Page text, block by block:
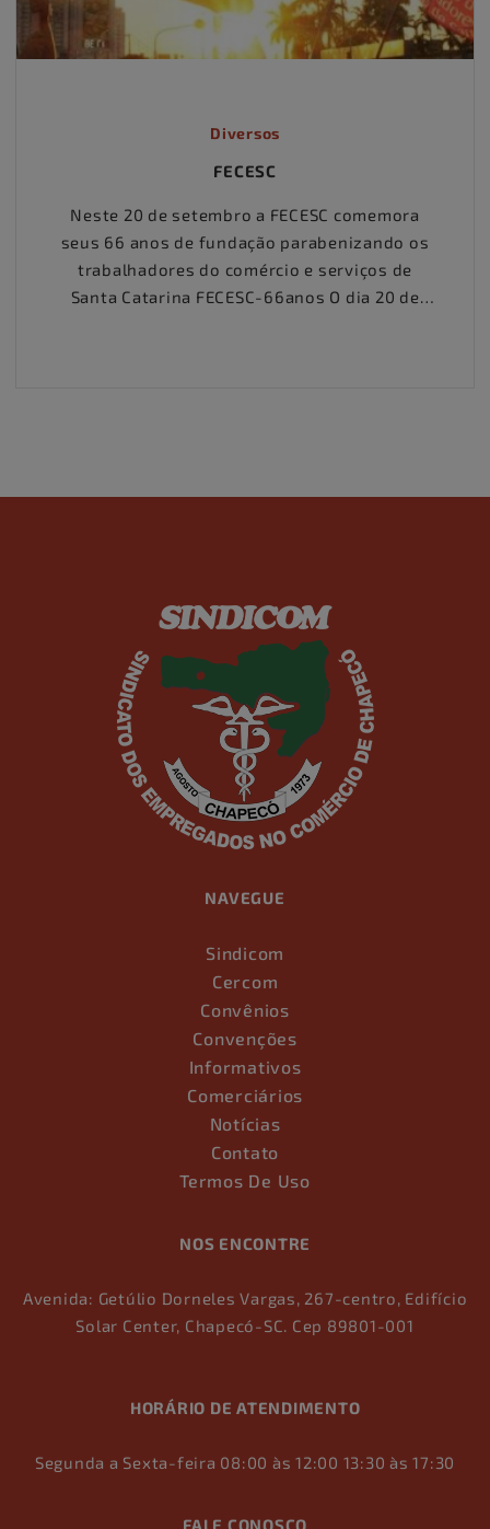
Diversos
FECESC
Neste 20 de setembro a FECESC comemora
seus 66 anos de fundação parabenizando os
trabalhadores do comércio e serviços de
Santa Catarina FECESC-66anos O dia 20 de
NAVEGUE
Sindicom
Cercom
Convênios
Convenções
Informativos
Comerciários
Notícias
Contato
Termos De Uso
NOS ENCONTRE
Avenida: Getúlio Dorneles Vargas, 267-centro, Edifício
Solar Center, Chapecó-SC. Cep 89801-001
HORÁRIO DE ATENDIMENTO
Segunda a Sexta-feira 08:00 às 12:00 13:30 às 17:30
FALE CONOSCO